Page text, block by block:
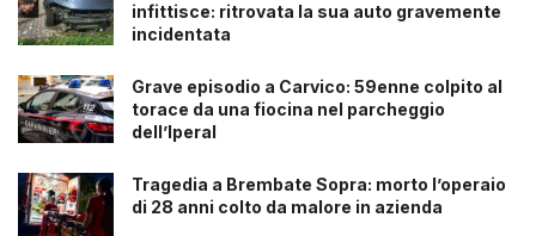
infittisce: ritrovata la sua auto gravemente
incidentata
Grave episodio a Carvico: 59enne colpito al
torace da una fiocina nel parcheggio
dell’Iperal
Tragedia a Brembate Sopra: morto l’operaio
di 28 anni colto da malore in azienda